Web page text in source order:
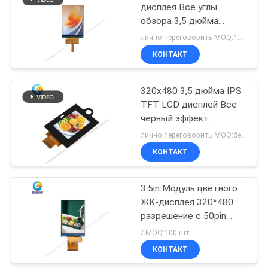
PRIVACY
дисплея Все углы
обзора 3,5 дюйма
320x480 точек IPS ЖК-
дисплей
лично переговорить MOQ:100 шт.
КОНТАКТ
320x480 3,5 дюйма IPS
TFT LCD дисплей Все
черный эффект
Капацитивный
сенсорный экран
Поддержка всех
КОНТАКТ
3.5in Модуль цветного
ЖК-дисплея 320*480
разрешение с 50pin
FPC
/ MOQ:100 шт.
КОНТАКТ